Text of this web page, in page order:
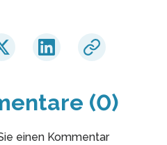
(0)
einen Kommentar